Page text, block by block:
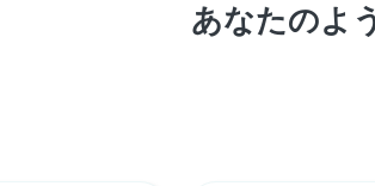
あなたのよ